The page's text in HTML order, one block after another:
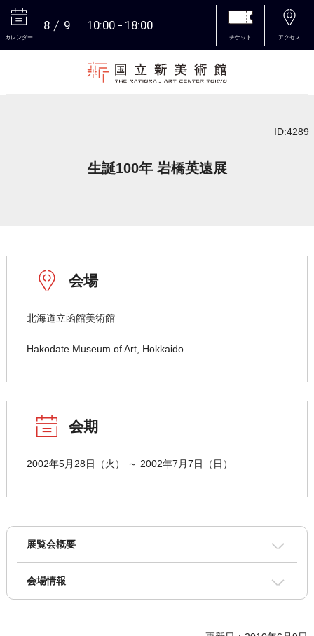
カレンダー
8 9 10:00 18:00
チケット アクセス
ID:4289
生誕100年 岩橋英遠展
会場
北海道立函館美術館
Hakodate Museum of Art, Hokkaido
会期
2002年5月28日（火） ～ 2002年7月7日（日）
展覧会概要
会場情報